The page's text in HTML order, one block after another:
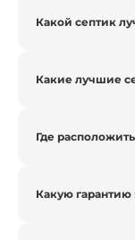
Какой септик
Какие лучшие
Где
Какую гарантию